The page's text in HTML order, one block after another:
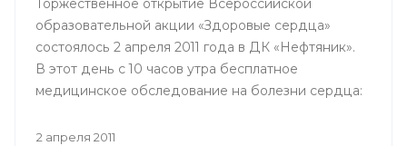
Торжественное открытие Всероссийской
образовательной акции «Здоровые сердца»
состоялось 2 апреля 2011 года в ДК «Нефтяник».
В этот день с 10 часов утра бесплатное
медицинское обследование на болезни сердца:
крови, измерить артериальное давление,
2 апреля 2011